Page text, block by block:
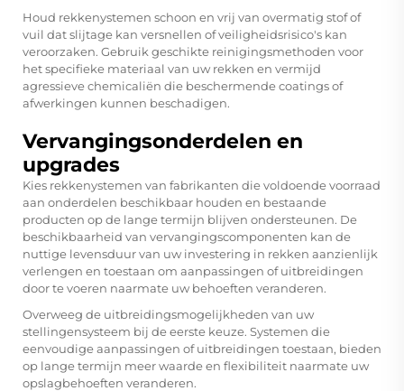
Houd rekkenystemen schoon en vrij van overmatig stof of
vuil dat slijtage kan versnellen of veiligheidsrisico's kan
veroorzaken. Gebruik geschikte reinigingsmethoden voor
het specifieke materiaal van uw rekken en vermijd
agressieve chemicaliën die beschermende coatings of
afwerkingen kunnen beschadigen.
Vervangingsonderdelen en
upgrades
Kies rekkenystemen van fabrikanten die voldoende voorraad
aan onderdelen beschikbaar houden en bestaande
producten op de lange termijn blijven ondersteunen. De
beschikbaarheid van vervangingscomponenten kan de
nuttige levensduur van uw investering in rekken aanzienlijk
verlengen en toestaan om aanpassingen of uitbreidingen
door te voeren naarmate uw behoeften veranderen.
Overweeg de uitbreidingsmogelijkheden van uw
stellingensysteem bij de eerste keuze. Systemen die
eenvoudige aanpassingen of uitbreidingen toestaan, bieden
op lange termijn meer waarde en flexibiliteit naarmate uw
opslagbehoeften veranderen.